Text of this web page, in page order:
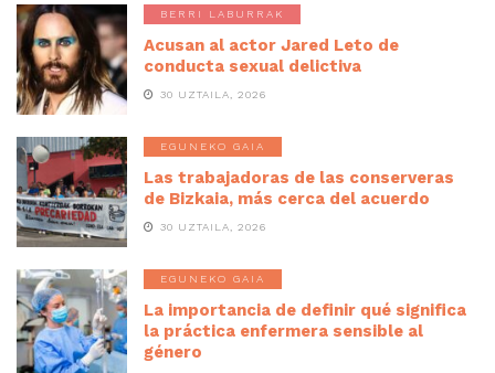
BERRI LABURRAK
Acusan al actor Jared Leto de
conducta sexual delictiva
30 UZTAILA, 2026
EGUNEKO GAIA
Las trabajadoras de las conserveras
de Bizkaia, más cerca del acuerdo
30 UZTAILA, 2026
EGUNEKO GAIA
La importancia de definir qué significa
la práctica enfermera sensible al
género